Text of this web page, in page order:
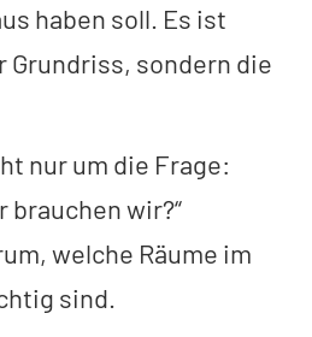
haben soll. Es ist
sondern die
nur um die Frage:
brauchen wir?“
welche Räume im
sind.